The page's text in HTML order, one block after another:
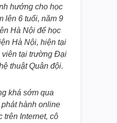
hướng cho học
lên 6 tuổi, năm 9
Hà Nội để học
Hà Nội, hiện tại
viên tại trường Đại
thuật Quân đội.
khá sớm qua
hành online
trên Internet, cô